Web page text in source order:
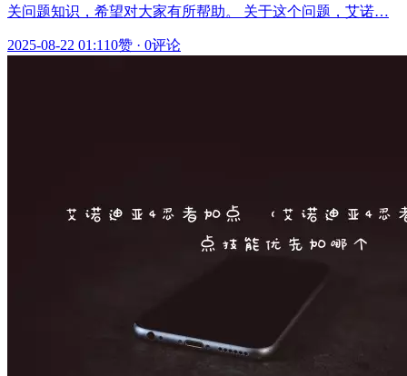
关问题知识，希望对大家有所帮助。 关于这个问题，艾诺…
2025-08-22 01:110赞 · 0评论